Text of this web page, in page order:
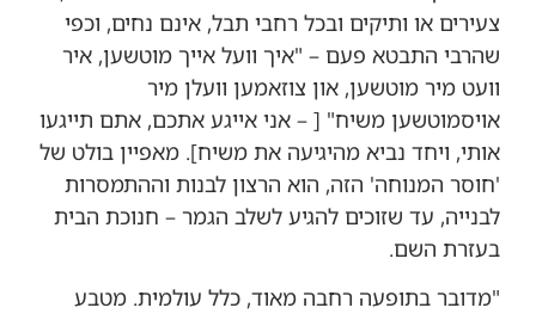
צעירים או ותיקים ובכל רחבי תבל, אינם נחים, וכפי
שהרבי התבטא פעם – "איך וועל אייך מוטשען, איר
וועט מיר מוטשען, און צוזאמען וועלן מיר
אויסמוטשען משיח" [ – אני אייגע אתכם, אתם תייגעו
אותי, ויחד נביא מהיגיעה את משיח]. מאפיין בולט של
'חוסר המנוחה' הזה, הוא הרצון לבנות וההתמסרות
לבנייה, עד שזוכים להגיע לשלב הגמר – חנוכת הבית
בעזרת השם.
"מדובר בתופעה רחבה מאוד, כלל עולמית. מטבע